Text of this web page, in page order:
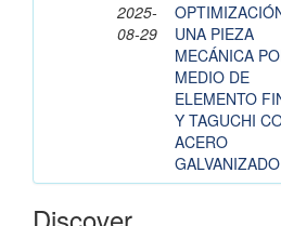
2025-
08-29
UNA PIEZA
MECÁNICA
MEDIO DE
ELEMENTO
Y TAGUCHI
ACERO
GALVANIZADO